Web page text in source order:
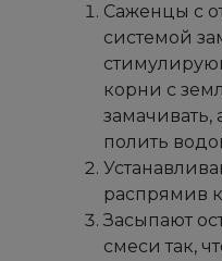
Саженцы с
системой
корни с
замачивать,
полить
распрямив
Засыпают
смеси так,